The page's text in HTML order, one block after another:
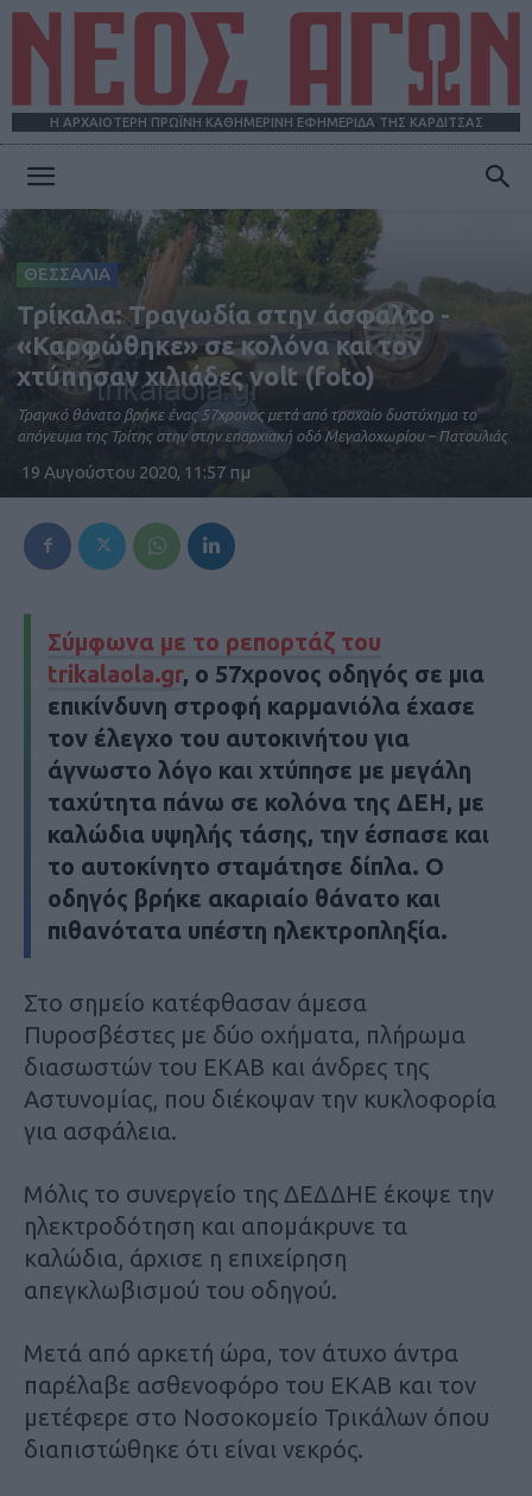
Η ΑΡΧΑΙΟΤΕΡΗ ΠΡΩΪΝΗ ΚΑΘΗΜΕΡΙΝΗ ΕΦΗΜΕΡΙΔΑ ΤΗΣ ΚΑΡΔΙΤΣΑΣ
ΑΓΩΝ
ΘΕΣΣΑΛΙΑ
Τρίκαλα: Τραγωδία στην άσφαλτο -
«Καρφώθηκε» σε κολόνα και τον
χτύπησαν χιλιάδες volt (foto)
Τραγικό θάνατο βρήκε ένας 57χρονος μετά από τροχαίο δυστύχημα το
απόγευμα της Τρίτης στην στην επαρχιακή οδό Μεγαλοχωρίου – Πατουλιάς
19 Αυγούστου 2020, 11:57 πμ
Σύμφωνα με το ρεπορτάζ του
trikalaola.gr, ο 57χρονος οδηγός σε μια
επικίνδυνη στροφή καρμανιόλα έχασε
τον έλεγχο του αυτοκινήτου για
άγνωστο λόγο και χτύπησε με μεγάλη
ταχύτητα πάνω σε κολόνα της ΔΕΗ, με
καλώδια υψηλής τάσης, την έσπασε και
το αυτοκίνητο σταμάτησε δίπλα. Ο
οδηγός βρήκε ακαριαίο θάνατο και
πιθανότατα υπέστη ηλεκτροπληξία.
Στο σημείο κατέφθασαν άμεσα
Πυροσβέστες με δύο οχήματα, πλήρωμα
διασωστών του ΕΚΑΒ και άνδρες της
Αστυνομίας, που διέκοψαν την κυκλοφορία
για ασφάλεια.
Μόλις το συνεργείο της ΔΕΔΔΗΕ έκοψε την
ηλεκτροδότηση και απομάκρυνε τα
καλώδια, άρχισε η επιχείρηση
απεγκλωβισμού του οδηγού.
Μετά από αρκετή ώρα, τον άτυχο άντρα
παρέλαβε ασθενοφόρο του ΕΚΑΒ και τον
μετέφερε στο Νοσοκομείο Τρικάλων όπου
διαπιστώθηκε ότι είναι νεκρός.